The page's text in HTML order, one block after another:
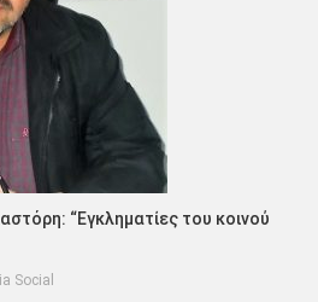
“Εγκληματίες του κοινού
Social